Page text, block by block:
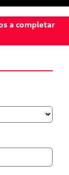
a completar